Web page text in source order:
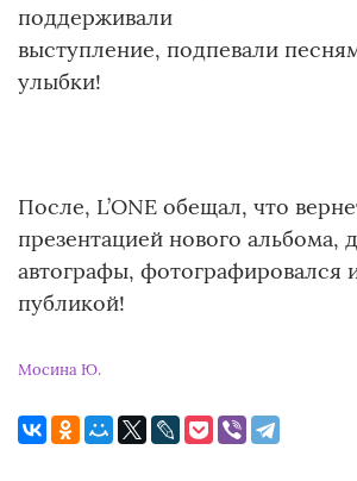
поддерживали
выступление, подпевали
улыбки!
После, L’ONE обещал, что
презентацией нового альбома,
автографы, фотографировался
публикой!
Мосина Ю.